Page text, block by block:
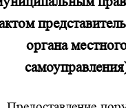
органа